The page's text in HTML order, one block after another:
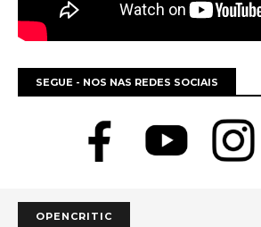
SEGUE - NOS NAS REDES SOCIAIS
OPENCRITIC